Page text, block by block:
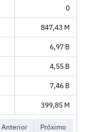
0
847,43 M
6,97 B
4,55 B
7,46 B
399,85 M
Anterior Próximo